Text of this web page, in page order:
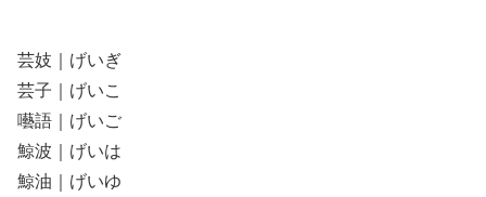
芸妓｜げいぎ
芸子｜げいこ
囈語｜げいご
鯨波｜げいは
鯨油｜げいゆ